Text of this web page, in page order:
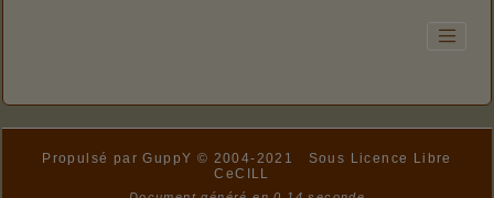
Propulsé par GuppY © 2004-2021
Sous Licence Libre
CeCILL